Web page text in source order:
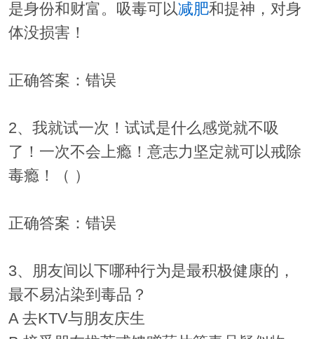
是身份和财富。吸毒可以减肥和提神，对身
体没损害！
正确答案：错误
2、我就试一次！试试是什么感觉就不吸
了！一次不会上瘾！意志力坚定就可以戒除
毒瘾！（ ）
正确答案：错误
3、朋友间以下哪种行为是最积极健康的，
最不易沾染到毒品？
A 去KTV与朋友庆生